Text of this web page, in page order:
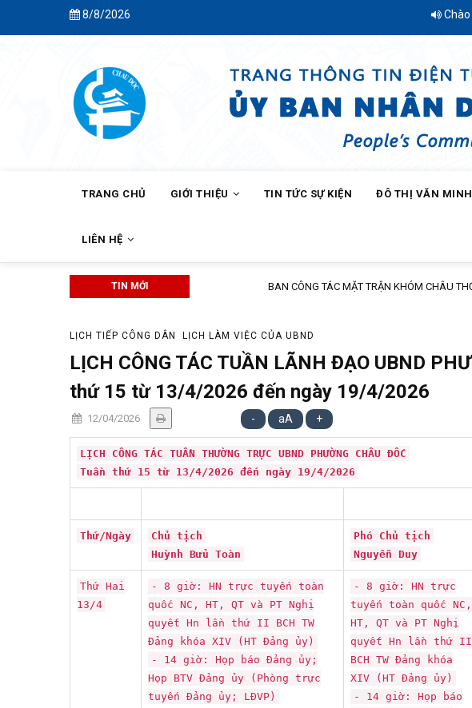
8/8/2026 Chào mừng
NAVIGATION
TRANG CHỦ GIỚI THIỆU TIN TỨC SỰ KIỆN ĐÔ THỊ VĂN MINH
LIÊN HỆ
TIN MỚI BAN CÔNG TÁC MẶT TRẬN KHÓM CHÂU THỚI 1 TRAO
LỊCH TIẾP CÔNG DÂN LỊCH LÀM VIỆC CỦA UBND
LỊCH CÔNG TÁC TUẦN LÃNH ĐẠO UBND
thứ 15 từ 13/4/2026 đến ngày 19/4/2026
12/04/2026 - aA +
LỊCH CÔNG TÁC TUẦN THƯỜNG TRỰC UBND PHƯỜNG CHÂU ĐỐC
Tuần thứ 15 từ 13/4/2026 đến ngày 19/4/2026
Thứ/Ngày
Chủ tịch
Huỳnh Bửu Toàn
Phó Chủ tịch
Nguyễn Duy
Thứ Hai
13/4
- 8 giờ: HN trực tuyến toàn
quốc NC, HT, QT và PT Nghị
quyết Hn lần thứ II BCH TW
Đảng khóa XIV (HT Đảng ủy)
- 14 giờ: Họp báo Đảng ủy;
Họp BTV Đảng ủy (Phòng trực
tuyến Đảng ủy; LĐVP)
- 8 giờ: HN trực
tuyến toàn quốc NC,
HT, QT và PT Nghị
quyết Hn lần thứ II
BCH TW Đảng khóa
XIV (HT Đảng ủy)
- 14 giờ: Họp báo